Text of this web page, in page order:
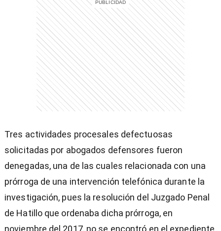
Tres actividades procesales defectuosas
solicitadas por abogados defensores fueron
denegadas, una de las cuales relacionada con una
prórroga de una intervención telefónica durante la
investigación, pues la resolución del Juzgado Penal
de Hatillo que ordenaba dicha prórroga, en
noviembre del 2017, no se encontró en el expediente